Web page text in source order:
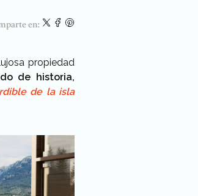
en:
propiedad
de historia,
de la isla